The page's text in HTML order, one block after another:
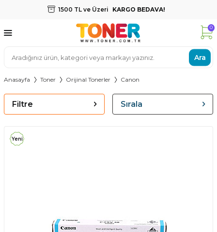
1500 TL ve Üzeri KARGO BEDAVA!
Ara
0
Anasayfa Toner Orijinal Tonerler Canon
Filtre Sırala
Yeni